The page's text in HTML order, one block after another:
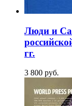
Люди и
гг.
3 800 pуб.